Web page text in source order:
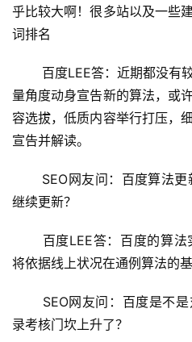
乎比较大啊！很多站以及一些
词排名
量角度动身宣告新的算法，或
容选拔，低质内容举行打压，
宣告并解读。
继续更新？
将依据线上状况在通例算法的
SEO网友问：百度是不
录考核门坎上升了？